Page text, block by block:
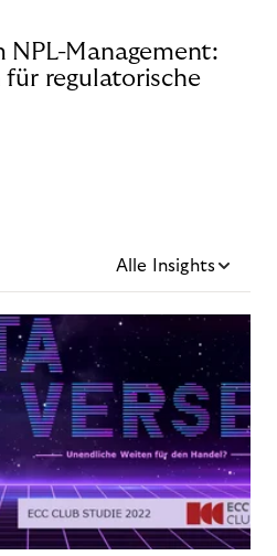
NPL-Management:
für regulatorische
Alle Insights